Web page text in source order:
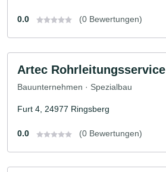
0.0 (0 Bewertungen)
Artec
Bauunternehmen · Spezialbau
Furt 4, 24977 Ringsberg
0.0 (0 Bewertungen)